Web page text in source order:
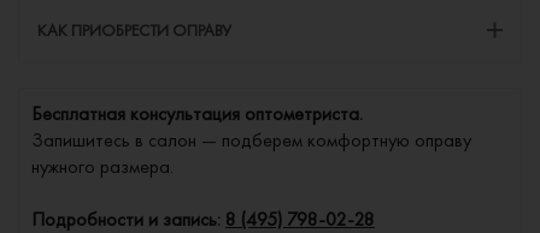
КАК ПРИОБРЕСТИ ОПРАВУ
Бесплатная консультация оптометриста.
Запишитесь в салон — подберем комфортную оправу
нужного размера.
Подробности и запись: 8 (495) 798-02-28